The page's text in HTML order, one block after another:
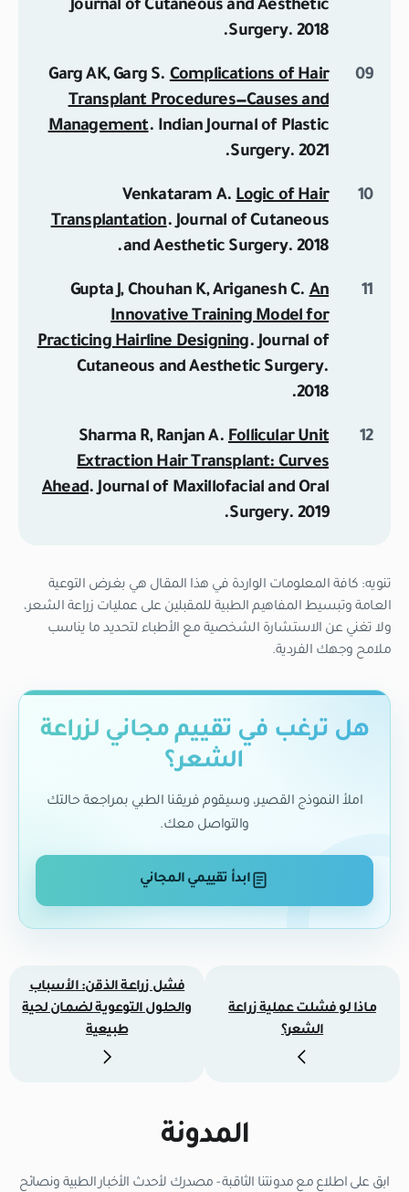
Journal of Cutaneous and Aesthetic
Surgery. 2018.
Garg AK, Garg S.Complications of Hair
Transplant Procedures—Causes and
Management. Indian Journal of Plastic
Surgery. 2021.
Venkataram A.Logic of Hair
Transplantation.Journal of Cutaneous
and Aesthetic Surgery. 2018.
Gupta J, Chouhan K, Ariganesh C.An
Innovative Training Model for
Practicing Hairline Designing.Journal of
Cutaneous and Aesthetic Surgery.
2018.
Sharma R, Ranjan A. Follicular Unit
Extraction Hair Transplant: Curves
Ahead.Journal of Maxillofacial and Oral
Surgery. 2019.
تنويه: كافة المعلومات الواردة في هذا المقال هي بغرض التوعية
العامة وتبسيط المفاهيم الطبية للمقبلين على عمليات زراعة الشعر،
ولا تغني عن الاستشارة الشخصية مع الأطباء لتحديد ما يناسب
ملامح وجهك الفردية.
هل ترغب في تقييم مجاني لزراعة
الشعر؟
املأ النموذج القصير، وسيقوم فريقنا الطبي بمراجعة حالتك
والتواصل معك.
ابدأ تقييمي المجاني
ماذا لو فشلت عملية زراعة
الشعر؟
فشل زراعة الذقن: الأسباب
والحلول التوعوية لضمان لحية
طبيعية
المدونة
ابق على اطلاع مع مدونتنا الثاقبة - مصدرك لأحدث الأخبار الطبية ونصائح